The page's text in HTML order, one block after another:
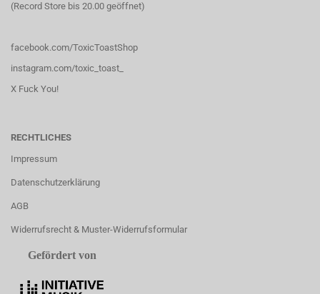
(Record Store bis 20.00 geöffnet)
facebook.com/ToxicToastShop
instagram.com/toxic_toast_
X Fuck You!
RECHTLICHES
Impressum
Datenschutzerklärung
AGB
Widerrufsrecht & Muster-Widerrufsformular
Gefördert von